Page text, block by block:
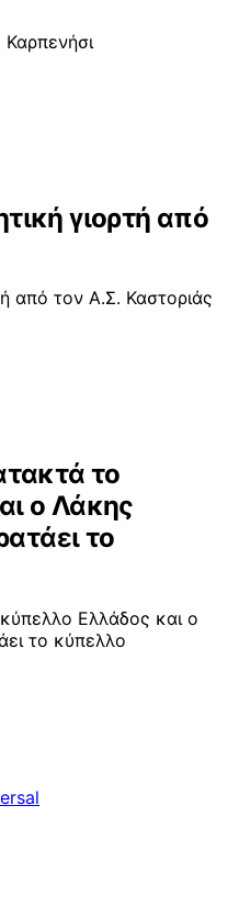
γιορτή από
από τον Α.Σ. Καστοριάς
το
ο Λάκης
το
Ελλάδος και ο
το κύπελλο